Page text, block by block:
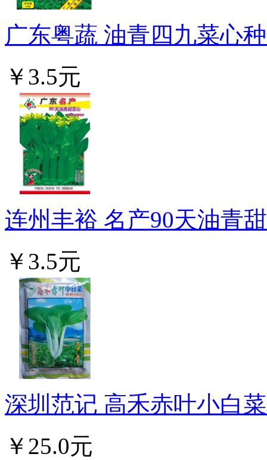
广东粤蔬 油青四九菜心
￥3.5元
连州丰裕 名产90天油青
￥3.5元
深圳范记 高禾赤叶小白
￥25.0元